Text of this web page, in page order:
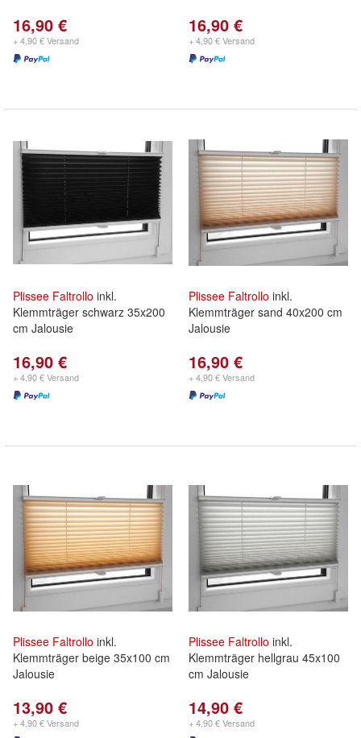
16,90 €
+ 4,90 € Versand
16,90 €
+ 4,90 € Versand
Plissee Faltrollo inkl.
Klemmträger schwarz 35x200
cm Jalousie
16,90 €
+ 4,90 € Versand
Plissee Faltrollo inkl.
Klemmträger sand 40x200 cm
Jalousie
16,90 €
+ 4,90 € Versand
Plissee Faltrollo inkl.
Klemmträger beige 35x100 cm
Jalousie
13,90 €
+ 4,90 € Versand
Plissee Faltrollo inkl.
Klemmträger hellgrau 45x100
cm Jalousie
14,90 €
+ 4,90 € Versand